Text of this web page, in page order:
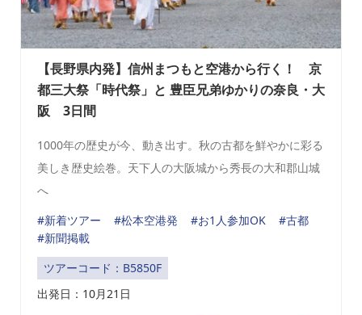
【長野県内発】信州まつもと空港から行く！ 京
都三大祭「時代祭」と 豊臣兄弟ゆかりの奈良・大
阪 3日間
1000年の歴史が今、動き出す。秋の古都を鮮やかに彩る
美しき歴史絵巻。天下人の大阪城から秀長の大和郡山城
へ
#新着ツアー
#松本空港発 #お1人参加OK
#古都
#新聞掲載
ツアーコード：B5850F
出発日：10月21日